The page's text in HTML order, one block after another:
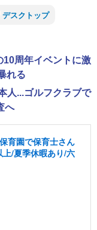
デスクトップ
周年イベントに激
れる
人...ゴルフクラブで
へ
育園で保育士さん
/夏季休暇あり/六